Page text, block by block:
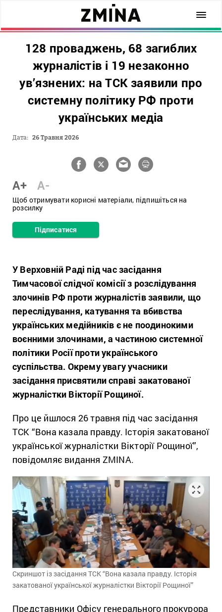
128 проваджень, 68 загиблих
журналістів і 19 незаконно
ув’язнених: на ТСК заявили про
системну політику РФ проти
українських медіа
Дата: 26 Травня 2026
A+ A-
Щоб отримувати корисні матеріали, підпишіться на
розсилку
Підписатися
У Верховній Раді під час засідання
Тимчасової слідчої комісії з розслідування
злочинів РФ проти журналістів заявили, що
переслідування, катування та вбивства
українських медійників є не поодинокими
воєнними злочинами, а частиною системної
політики Росії проти українського
суспільства. Окрему увагу учасники
засідання присвятили справі закатованої
журналістки Вікторії Рощиної.
Про це йшлося 26 травня під час засідання
ТСК “Вона казала правду. Історія закатованої
української журналістки Вікторії Рощиної”,
повідомляє видання ZMINA.
Скриншот із засідання ТСК “Вона казала правду. Історія
закатованої української журналістки Вікторії Рощиної”
Представники Офісу генерального прокурора